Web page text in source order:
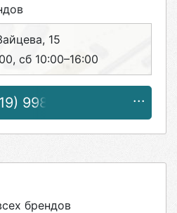
15
сб 10:00–16:00
998-28-80
брендов